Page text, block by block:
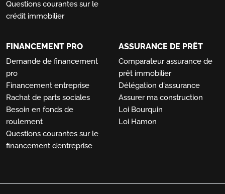
Questions courantes sur le
crédit immobilier
FINANCEMENT PRO
Demande de financement
pro
Financement entreprise
Rachat de parts sociales
Besoin en fonds de
roulement
Questions courantes sur le
financement d’entreprise
ASSURANCE DE PRÊT
Comparateur assurance de
prêt immobilier
Délégation d'assurance
Assurer ma construction
Loi Bourquin
Loi Hamon